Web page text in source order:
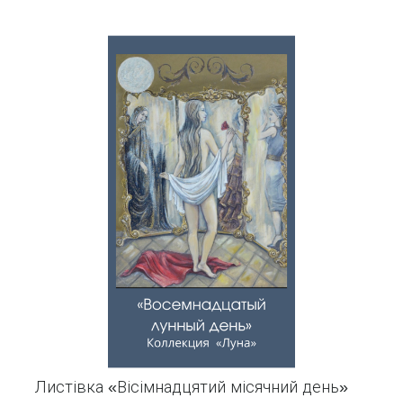
Листівка «Вісімнадцятий місячний день»